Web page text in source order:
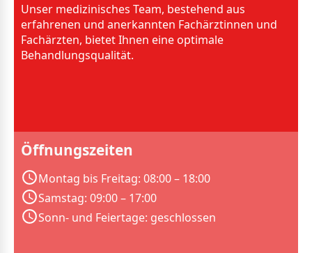
Unser medizinisches Team, bestehend aus
erfahrenen und anerkannten Fachärztinnen und
Fachärzten, bietet Ihnen eine optimale
Behandlungsqualität.
Öffnungszeiten
Montag bis Freitag: 08:00 – 18:00
Samstag: 09:00 – 17:00
Sonn- und Feiertage: geschlossen